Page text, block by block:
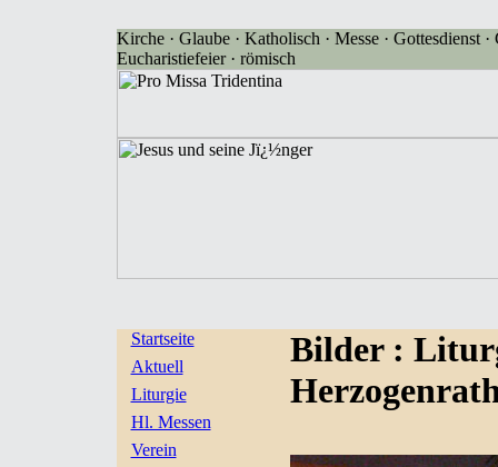
Kirche · Glaube · Katholisch · Messe · Gottesdienst
Eucharistiefeier · römisch
Startseite
Aktuell
Liturgie
Hl. Messen
Verein
Bilder :